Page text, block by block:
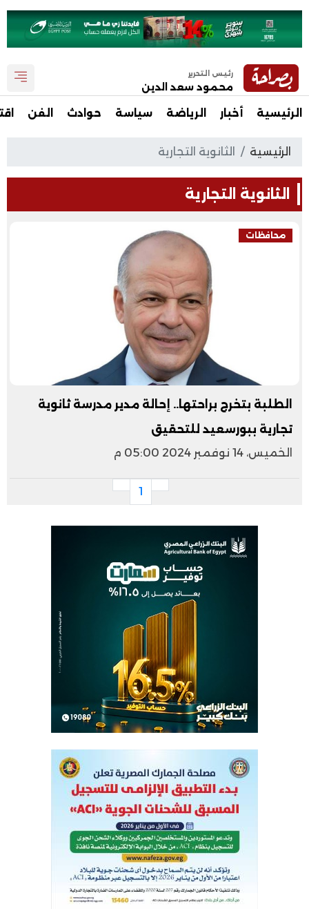
رئيس التحرير
محمود سعد الدين
الرئيسية أخبار الرياضة سياسة حوادث الفن
الرئيسية الثانوية التجارية
الثانوية التجارية
محافظات
الطلبة بتخرج براحتها.. إحالة مدير مدرسة ثانوية
تجارية ببورسعيد للتحقيق
الخميس، 14 نوفمبر 2024 05:00 م
1